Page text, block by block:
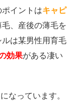
イントはキャピ
、産後の薄毛を
は某男性用育毛
効果がある凄い
なっています。